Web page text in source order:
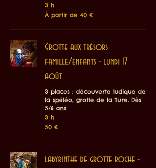
3 h
À
partir
40
À partir de 40 €
Grotte aux trésors
famille/enfants - lundi 17
août
3 places : découverte ludique de
la spéléo, grotte de la Ture. Dès
5/6 ans
3 h
50
euros
50 €
labyrinthe de grotte roche -